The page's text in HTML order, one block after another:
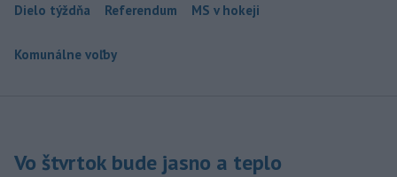
Dielo týždňa Referendum MS v hokeji
Komunálne voľby
Vo štvrtok bude jasno a teplo